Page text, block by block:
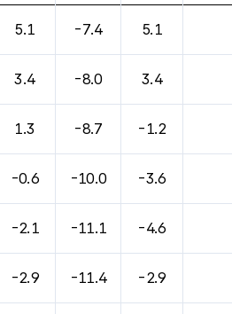
5.1 -7.4 5.1
3.4 -8.0 3.4
1.3 -8.7 -1.2
-0.6 -10.0 -3.6
-2.1 -11.1 -4.6
-2.9 -11.4 -2.9